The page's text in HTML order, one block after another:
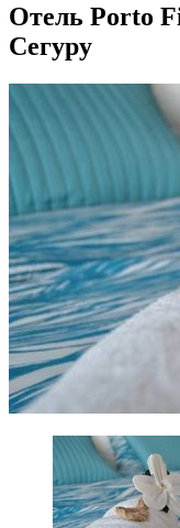
Отель Porto
Сегуру